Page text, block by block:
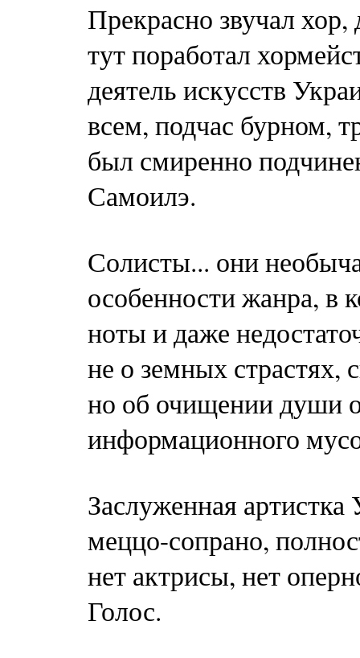
Прекрасно звучал
тут поработал
деятель искусств
всем, подчас бурном,
был смиренно
Самоилэ.
Солисты... они
особенности жанра, в
ноты и даже
не о земных
но об очищении души
информационного
Заслуженная
меццо-сопрано,
нет актрисы, нет
Голос.